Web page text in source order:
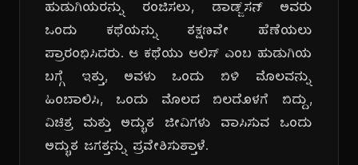
ಹುಡುಗಿಯರನ್ನು ರಂಜಿಸಲು, ಡಾಡ್ಜ್‌ಸನ್ ಅವರು
ಒಂದು ಕಥೆಯನ್ನು ತಕ್ಷಣವೇ ಹೆಣೆಯಲು
ಪ್ರಾರಂಭಿಸಿದರು. ಆ ಕಥೆಯು ಆಲಿಸ್ ಎಂಬ ಹುಡುಗಿಯ
ಬಗ್ಗೆ ಇತ್ತು, ಅವಳು ಒಂದು ಬಿಳಿ ಮೊಲವನ್ನು
ಹಿಂಬಾಲಿಸಿ, ಒಂದು ಮೊಲದ ಬಿಲದೊಳಗೆ ಬಿದ್ದು,
ವಿಚಿತ್ರ ಮತ್ತು ಅದ್ಭುತ ಜೀವಿಗಳು ವಾಸಿಸುವ ಒಂದು
ಅದ್ಭುತ ಜಗತ್ತನ್ನು ಪ್ರವೇಶಿಸುತ್ತಾಳೆ.